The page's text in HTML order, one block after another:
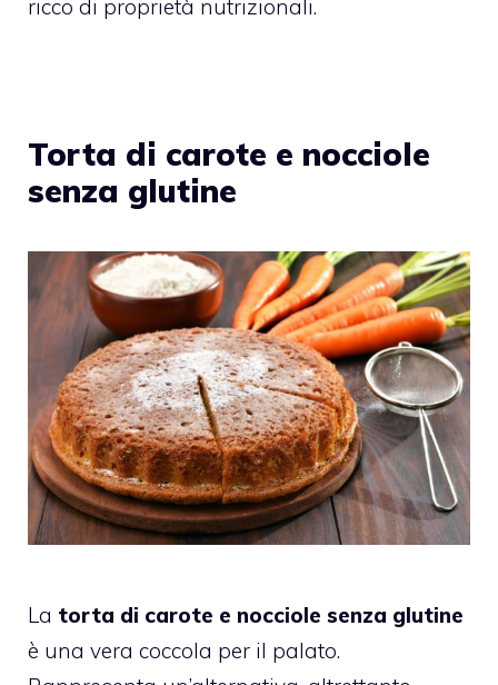
ricco di proprietà nutrizionali.
Torta di carote e nocciole
senza glutine
La torta di carote e nocciole senza glutine
è una vera coccola per il palato.